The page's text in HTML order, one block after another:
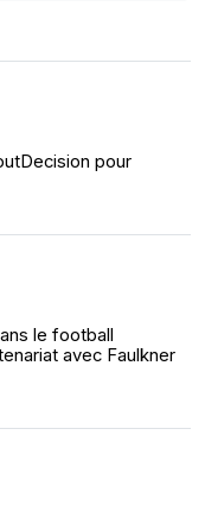
pour
le football
avec Faulkner